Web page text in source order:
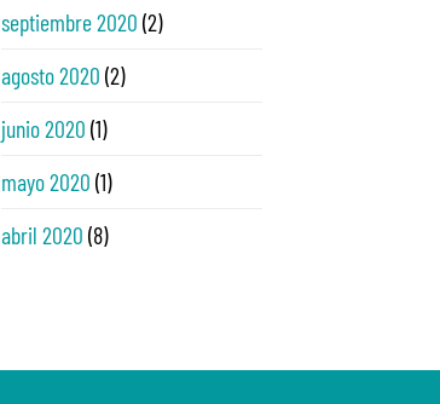
septiembre 2020 (2)
agosto 2020 (2)
junio 2020 (1)
mayo 2020 (1)
abril 2020 (8)